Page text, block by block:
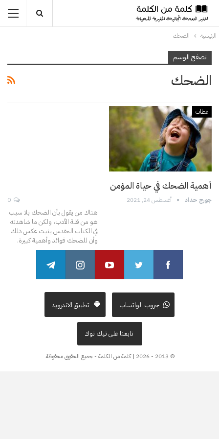
الرئيسية الضحك
تصفح الوسم
الضحك
عظات
أهمية الضحك في حياة المؤمن
جورج حداد أغسطس 24, 2021
هناك من يقول بأن الضحك بلا سبب
هو من قلة الأدب، ولكن ما شاهدته
في الكتاب المقدس يثبت عكس ذلك
وأن للضحك فوائد وأهمية كبيرة.
جروب الواتساب تطبيق الاندرويد
تابعنا على تيك توك
© 2013 - 2026 | كلمة من الكلمة - جميع الحقوق محفوظة.